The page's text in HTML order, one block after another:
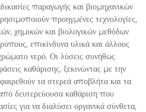
παραγωγής και βιομηχανικών
προηγμένες τεχνολογίες,
χημικών και βιολογικών μεθόδων
επικίνδυνα υλικά και άλλους
νερό. Οι λύσεις συνήθως
καθάρισης, ξεκινώντας με την
τα στερεά αποβλήτα και τα
δευτερεύουσα καθάριση που
για να διαλύσει οργανικά σύνθετα,